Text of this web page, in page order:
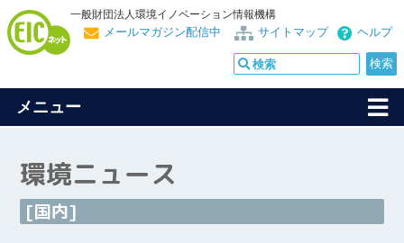
一般財団法人環境イノベーション情報機構
ヘルプ
サイトマップ
メールマガジン配信中
メニュー
環境ニュース
[国内]